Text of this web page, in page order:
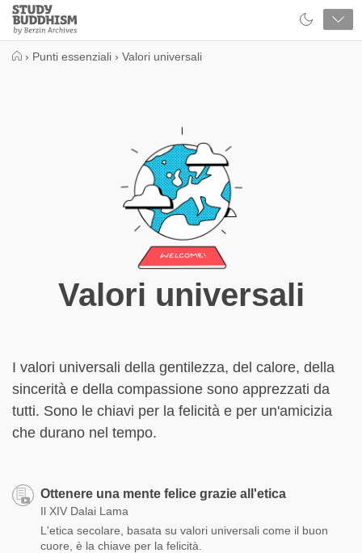
Close
Study
Buddhism
› Punti essenziali › Valori universali
Valori universali
I valori universali della gentilezza, del calore, della
sincerità e della compassione sono apprezzati da
tutti. Sono le chiavi per la felicità e per un'amicizia
che durano nel tempo.
Ottenere una mente felice grazie all'etica
Il XIV Dalai Lama
L'etica secolare, basata su valori universali come il buon
cuore, è la chiave per la felicità.